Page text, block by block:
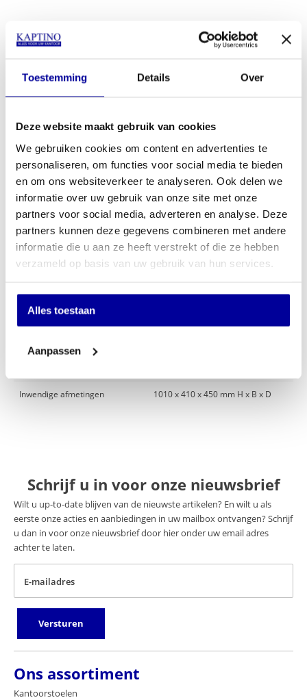
Toestemming Details Over
Deze website maakt gebruik van cookies
We gebruiken cookies om content en advertenties te
personaliseren, om functies voor social media te bieden
en om ons websiteverkeer te analyseren. Ook delen we
informatie over uw gebruik van onze site met onze
partners voor social media, adverteren en analyse. Deze
partners kunnen deze gegevens combineren met andere
informatie die u aan ze heeft verstrekt of die ze hebben
verzameld op basis van uw gebruik van hun services.
Alles toestaan
Aanpassen
€ 1.869,00
Op verlanglijstje
Specificaties
Gewicht 110 kg
Extra sleutelpaneel (100 haken):
Slot Elektronisch cijferslot
Uitwendige afmetingen
Inwendige afmetingen 1010 x 410 x 450 mm H x B x D
Schrijf u in voor onze nieuwsbrief
Wilt u up-to-date blijven van de nieuwste artikelen? En wilt u als
eerste onze acties en aanbiedingen in uw mailbox ontvangen? Schrijf
u dan in voor onze nieuwsbrief door hier onder uw email adres
achter te laten.
E-mailadres
Versturen
Ons assortiment
Kantoorstoelen